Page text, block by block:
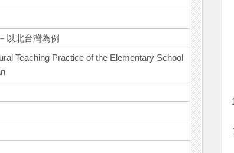
以北台灣為例
Teaching Practice of the Elementary School